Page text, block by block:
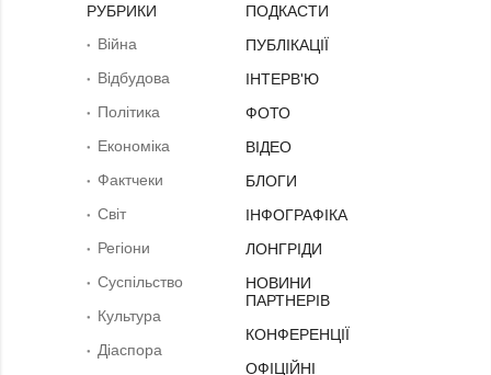
РУБРИКИ
Війна
Відбудова
Політика
Економіка
Фактчеки
Світ
Регіони
Суcпільcтво
Культура
Діаcпора
ПОДКАСТИ
ПУБЛІКАЦІЇ
ІНТЕРВ'Ю
ФОТО
ВІДЕО
БЛОГИ
ІНФОГРАФІКА
ЛОНГРІДИ
НОВИНИ
ПАРТНЕРІВ
КОНФЕРЕНЦІЇ
ОФІЦІЙНІ